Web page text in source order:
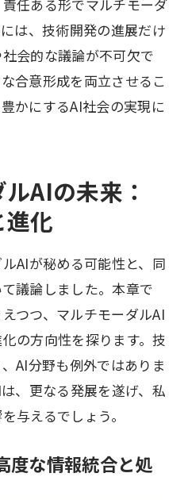
任ある形でマルチモーダ
は、技術開発の進展だけ
会的な議論が不可欠で
合意形成を両立させるこ
かにするAI社会の実現に
AIの未来：
化
AIが秘める可能性と、同
議論しました。本章で
つつ、マルチモーダルAI
の方向性を探ります。技
AI分野も例外ではありま
、更なる発展を遂げ、私
与えるでしょう。
度な情報統合と処